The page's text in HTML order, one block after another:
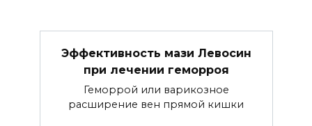
Эффективность мази Левосин
при лечении геморроя
Геморрой или варикозное
расширение вен прямой кишки